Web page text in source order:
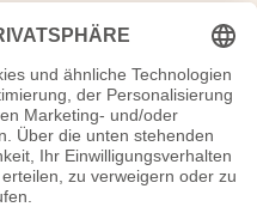
Sie war mehrere Male für
erhielt zudem
Moderation und ihr
den „myself Liebling“-Preis.
und war von den Rezensenten